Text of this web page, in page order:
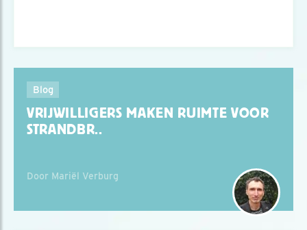
Blog
VRIJWILLIGERS MAKEN RUIMTE VOOR
STRANDBR..
Door Mariël Verburg